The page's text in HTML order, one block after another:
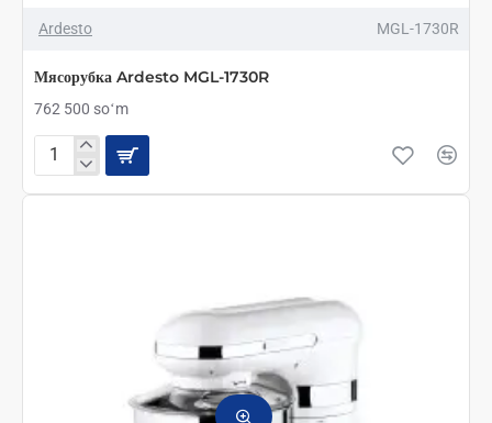
Ardesto MGL-1730R
Мясорубка Ardesto MGL-1730R
762 500 soʻm
Мясорубка